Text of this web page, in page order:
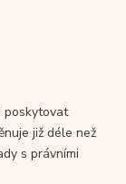
poskytovat
již déle než
s právními